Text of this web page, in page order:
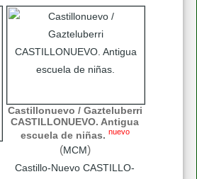
Castillonuevo / Gazteluberri
CASTILLONUEVO. Antigua
escuela de niñas. nuevo
(MCM)
Castillo-Nuevo CASTILLO-